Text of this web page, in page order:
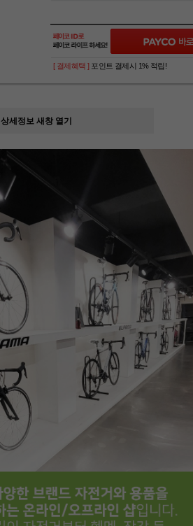
페이코 ID로
[ 결제혜택 ] 포인트 결제시 1% 적립!
상세정보 새창 열기